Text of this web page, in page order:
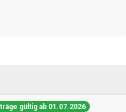
gültig ab 01.07.2026